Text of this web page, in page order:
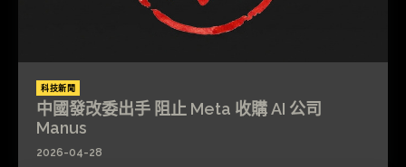
科技新聞
中國發改委出手 阻止 Meta 收購 AI 公司
Manus
2026-04-28